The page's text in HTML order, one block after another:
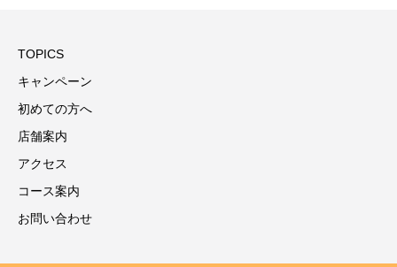
TOPICS
キャンペーン
初めての方へ
店舗案内
アクセス
コース案内
お問い合わせ